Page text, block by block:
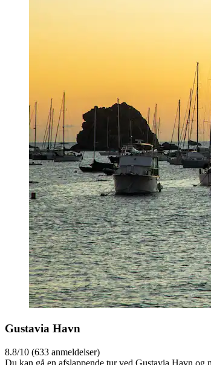
Gustavia Havn
8.8/10 (633 anmeldelser)
Du kan gå en afslappende tur ved Gustavia Havn